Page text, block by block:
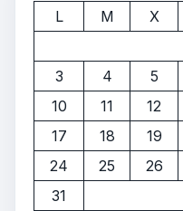
L
M X
3
4 5
10
11 12
17
18 19
24
25 26
31